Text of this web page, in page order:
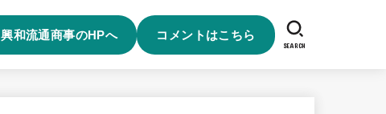
興和流通商事のHPへ コメントはこちら
SEARCH